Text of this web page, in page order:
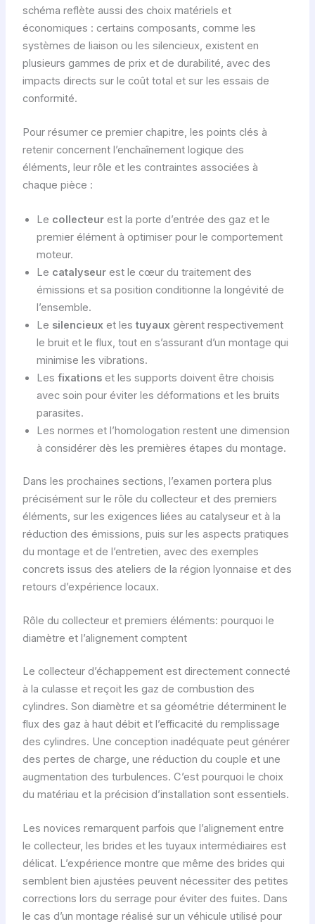
schéma reflète aussi des choix matériels et
économiques : certains composants, comme les
systèmes de liaison ou les silencieux, existent en
plusieurs gammes de prix et de durabilité, avec des
impacts directs sur le coût total et sur les essais de
conformité.
Pour résumer ce premier chapitre, les points clés à
retenir concernent l’enchaînement logique des
éléments, leur rôle et les contraintes associées à
chaque pièce :
Le collecteurest la porte d’entrée des gaz et le
premier élément à optimiser pour le comportement
moteur.
Le catalyseurest le cœur du traitement des
émissions et sa position conditionne la longévité de
l’ensemble.
Le silencieuxet les tuyauxgèrent respectivement
le bruit et le flux, tout en s’assurant d’un montage qui
minimise les vibrations.
Les fixationset les supports doivent être choisis
avec soin pour éviter les déformations et les bruits
parasites.
Les normes et l’homologation restent une dimension
à considérer dès les premières étapes du montage.
Dans les prochaines sections, l’examen portera plus
précisément sur le rôle du collecteur et des premiers
éléments, sur les exigences liées au catalyseur et à la
réduction des émissions, puis sur les aspects pratiques
du montage et de l’entretien, avec des exemples
concrets issus des ateliers de la région lyonnaise et des
retours d’expérience locaux.
Rôle du collecteur et premiers éléments: pourquoi le
diamètre et l’alignement comptent
Le collecteur d’échappement est directement connecté
à la culasse et reçoit les gaz de combustion des
cylindres. Son diamètre et sa géométrie déterminent le
flux des gaz à haut débit et l’efficacité du remplissage
des cylindres. Une conception inadéquate peut générer
des pertes de charge, une réduction du couple et une
augmentation des turbulences. C’est pourquoi le choix
du matériau et la précision d’installation sont essentiels.
Les novices remarquent parfois que l’alignement entre
le collecteur, les brides et les tuyaux intermédiaires est
délicat. L’expérience montre que même des brides qui
semblent bien ajustées peuvent nécessiter des petites
corrections lors du serrage pour éviter des fuites. Dans
le cas d’un montage réalisé sur un véhicule utilisé pour